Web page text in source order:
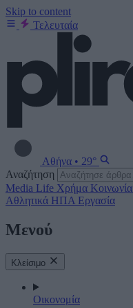
Skip to content
Τελευταία
Αθήνα • 29°
Αναζήτηση
Media Life Χρήμα Κοινωνία
Αθλητικά ΗΠΑ Εργασία
Μενού
Κλείσιμο
Οικονομία